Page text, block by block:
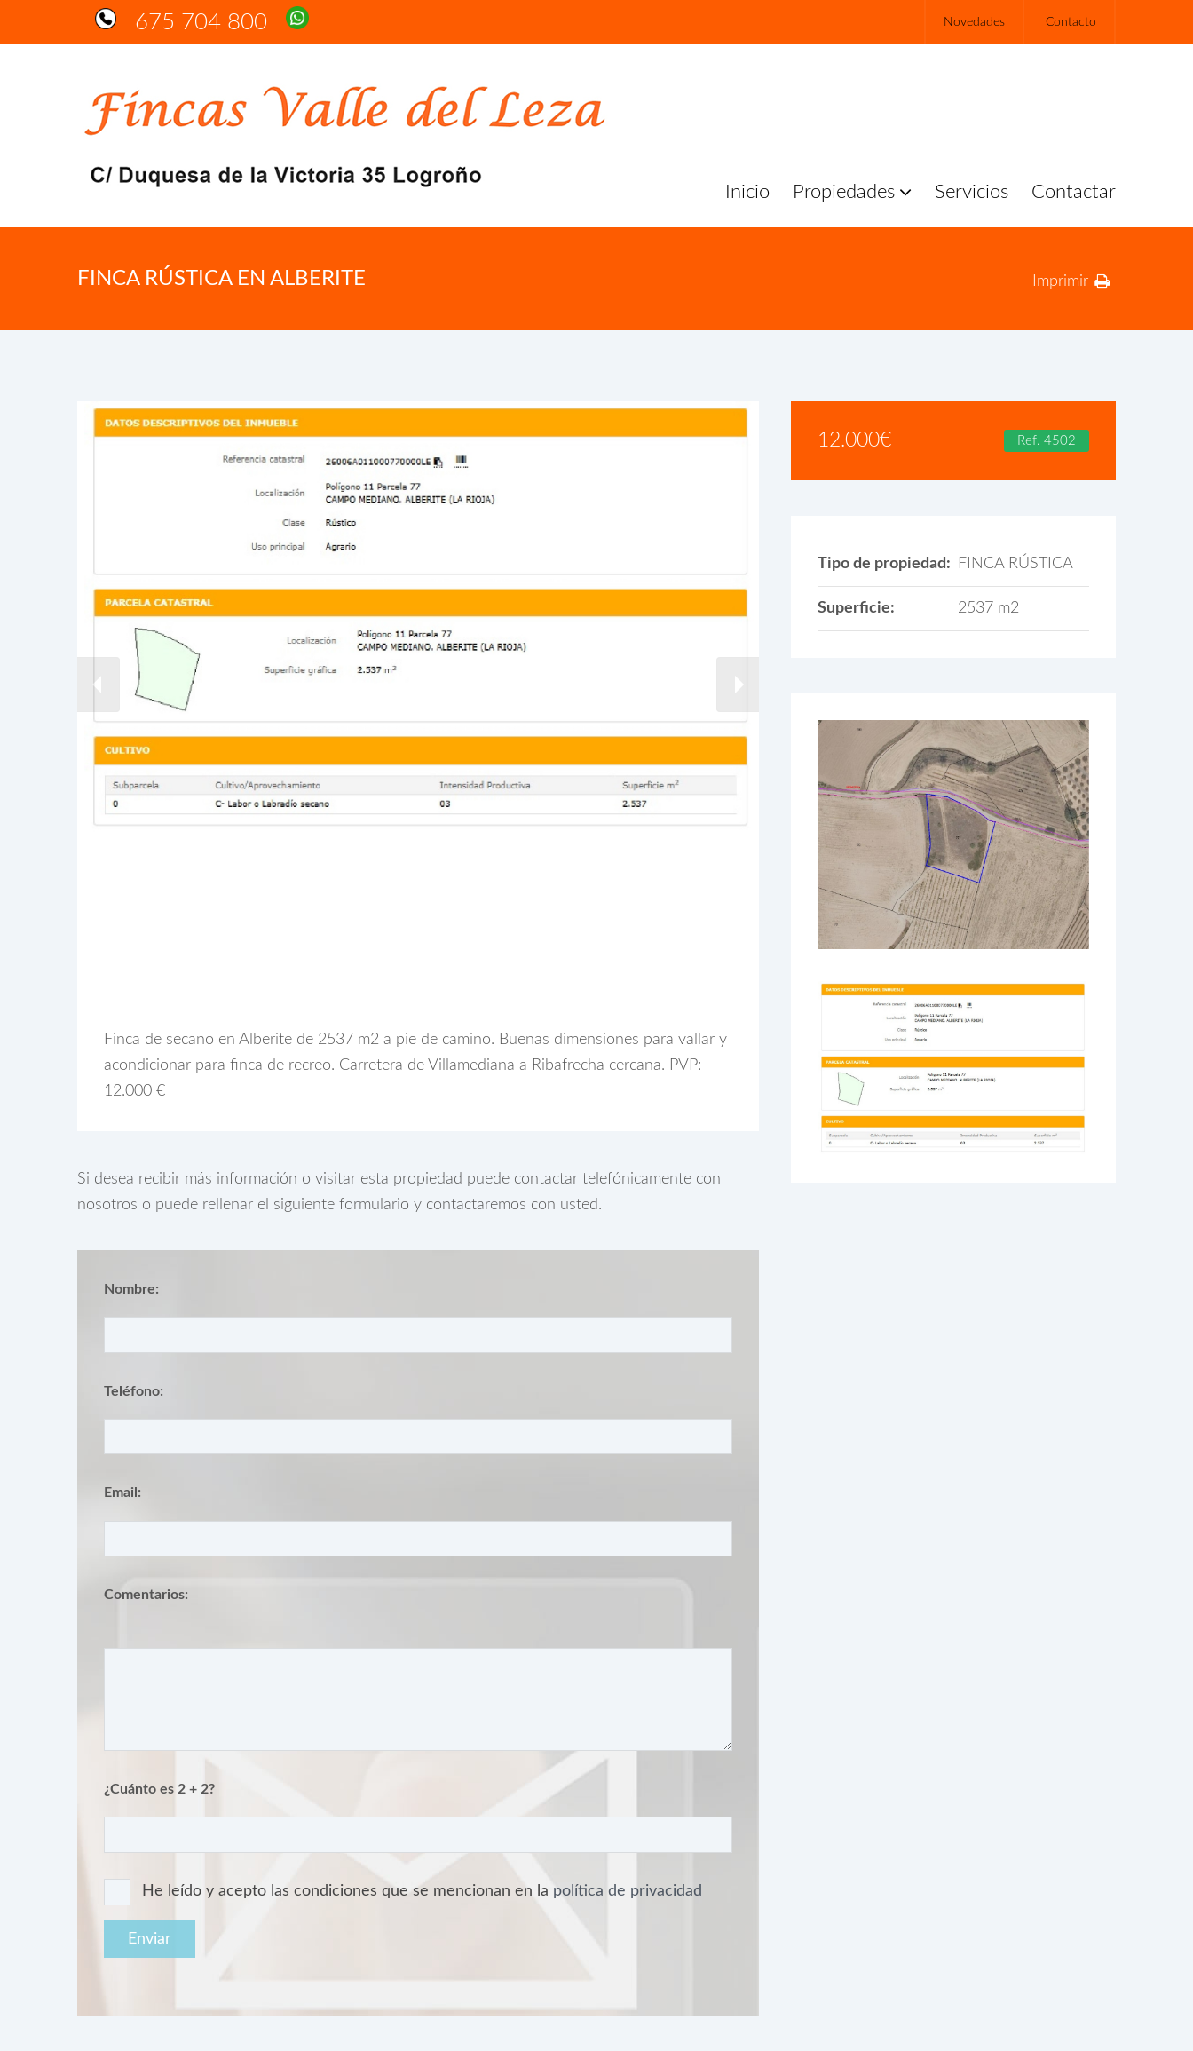
675 704 800 Novedades Contacto
Inicio Propiedades Servicios Contactar
FINCA RÚSTICA EN ALBERITE Imprimir
Finca de secano en Alberite de 2537 m2 a pie de camino. Buenas dimensiones para vallar y
acondicionar para finca de recreo. Carretera de Villamediana a Ribafrecha cercana. PVP:
12.000 €
Si desea recibir más información o visitar esta propiedad puede contactar telefónicamente con
nosotros o puede rellenar el siguiente formulario y contactaremos con usted.
Nombre:
Teléfono:
Email:
Comentarios:
¿Cuánto es 2 + 2?
He leído y acepto las condiciones que se mencionan en la política de privacidad
12.000€ Ref. 4502
Tipo de propiedad: FINCA RÚSTICA
Superficie: 2537 m2